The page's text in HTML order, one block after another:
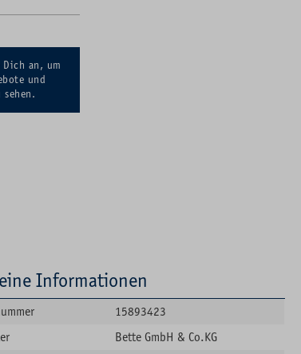
an, um
und
sehen.
Informationen
15893423
Bette GmbH & Co.KG